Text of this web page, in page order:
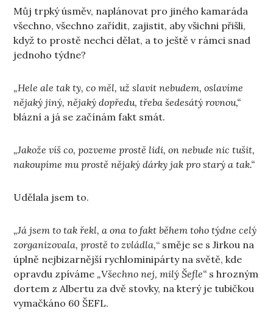
Můj trpký úsměv, naplánovat pro jiného kamaráda
všechno, všechno zařídit, zajistit, aby všichni přišli,
když to prostě nechci dělat, a to ještě v rámci snad
jednoho týdne?
„Hele ale tak ty, co měl, už slavit nebudem, oslavíme
nějaký jiný, nějaký dopředu, třeba šedesátý rovnou,“
blázní a já se začínám fakt smát.
„Jakože víš co, pozveme prostě lidi, on nebude nic tušit,
nakoupíme mu prostě nějaký dárky jak pro starý a tak.“
Udělala jsem to.
„Já jsem to tak řekl, a ona to fakt během toho týdne celý
zorganizovala, prostě to zvládla,“ směje se s Jirkou na
úplně nejbizarnější rychlominipárty na světě, kde
opravdu zpíváme„Všechno nej, milý Šefle“ s hrozným
dortem z Albertu za dvě stovky, na který je tubičkou
vymačkáno 60 ŠEFL.